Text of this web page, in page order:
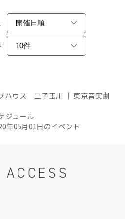
ハウス 二子玉川 ｜ 東京音実劇
ジュール
年05月01日のイベント
ACCESS